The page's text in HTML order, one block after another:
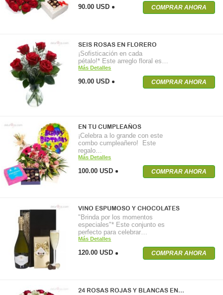
90.00 USD COMPRAR AHORA
SEIS ROSAS EN FLORERO
¡Sofisticación en cada
pétalo!* Este arreglo floral es…
Más Detalles
90.00 USD COMPRAR AHORA
EN TU CUMPLEAÑOS
¡Celebra a lo grande con este
combo cumpleañero! Este
regalo…
Más Detalles
100.00 USD COMPRAR AHORA
VINO ESPUMOSO Y CHOCOLATES
"Brinda por los momentos
especiales"* Este conjunto es
perfecto para celebrar…
Más Detalles
120.00 USD COMPRAR AHORA
24 ROSAS ROJAS Y BLANCAS EN…